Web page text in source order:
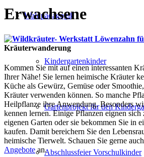
Waldpädagogik
Kindergartenkinder
Gartenprojekt für den
Abschlussfeier Vorschulkinder
Erwachsene
Kräuterwanderung
Kommen Sie mit auf einen interessanten
Ihrer Nähe! Sie lernen heimische Kräuter
Küche als Gewürz, Gemüse oder
Kräuter verwenden können. So manche
Heilpflanze ihre Anwendung. Besonders
kennen lernen. Einige Pflanzen eignen
eigenen Garten oder sie bekommen Sie in
kaufen. Damit bereichern Sie den
heimische Tierwelt. Schauen Sie gerne
Angebotean.